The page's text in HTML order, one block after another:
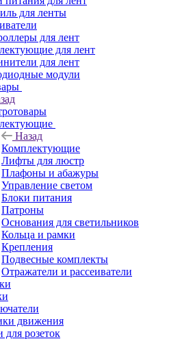
для ленты
для лент
для лент
для лент
модули
Назад
Комплектующие
Лифты для люстр
Плафоны и абажуры
Управление светом
Блоки питания
Патроны
Основания для светильников
Кольца и рамки
Крепления
Подвесные комплекты
Отражатели и рассеиватели
движения
для розеток